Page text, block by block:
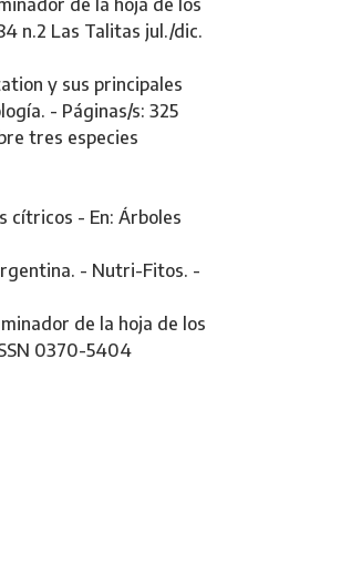
de la hoja de los
n.2 Las Talitas jul./dic.
y sus principales
- Páginas/s: 325
tres especies
cítricos - En: Árboles
- Nutri-Fitos. -
de la hoja de los
0370-5404